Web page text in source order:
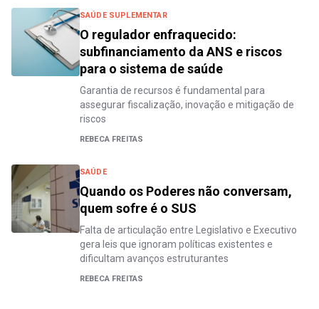
SAÚDE SUPLEMENTAR
O regulador enfraquecido:
subfinanciamento da ANS e riscos
para o sistema de saúde
Garantia de recursos é fundamental para
assegurar fiscalização, inovação e mitigação de
riscos
REBECA FREITAS
SAÚDE
Quando os Poderes não conversam,
quem sofre é o SUS
Falta de articulação entre Legislativo e Executivo
gera leis que ignoram políticas existentes e
dificultam avanços estruturantes
REBECA FREITAS